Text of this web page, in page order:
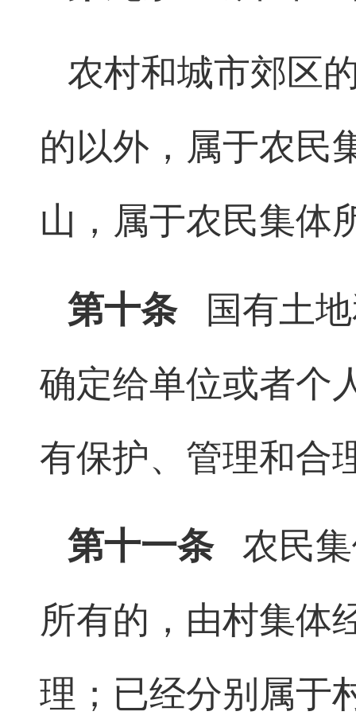
农村和城市郊区
的以外，属于农民
山，属于农民集体
第十条
国有土
确定给单位或者个
有保护、管理和合
第十一条 农民
所有的，由村集体
理；已经分别属于